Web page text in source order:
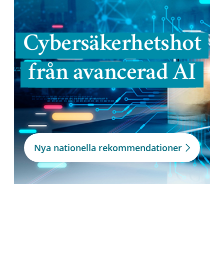
Cybersäkerhetshot
från avancerad AI
Nya nationella rekommendationer